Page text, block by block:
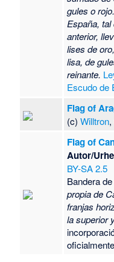
gules o
España,
anterior,
lises de
lisa, de
reinante.
Escudo de
Flag of
(c)Willtron,
Flag of
Autor/
BY-SA 2.5
Bandera
propia de
franjas
la superior